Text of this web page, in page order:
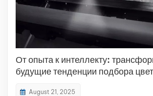
От опыта к интеллекту:
будущие тенденции подбора
August 21, 2025